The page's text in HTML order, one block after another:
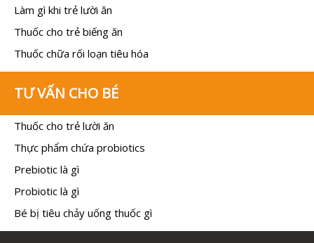
Làm gì khi trẻ lười ăn
Thuốc cho trẻ biếng ăn
Thuốc chữa rối loạn tiêu hóa
TƯ VẤN CHO BÉ
Thuốc cho trẻ lười ăn
Thực phẩm chứa probiotics
Prebiotic là gì
Probiotic là gì
Bé bị tiêu chảy uống thuốc gì